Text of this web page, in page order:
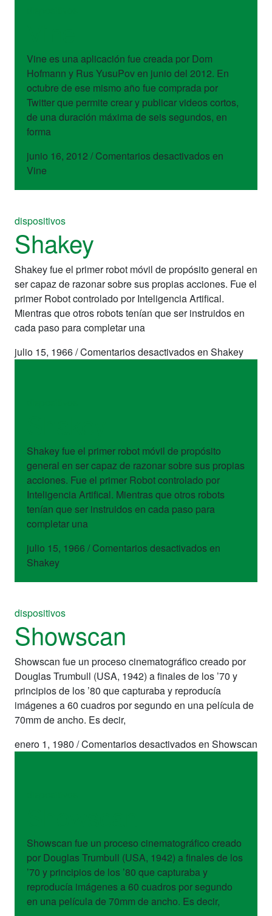
Vine es una aplicación fue creada por Dom
Hofmann y Rus YusuPov en junio del 2012. En
octubre de ese mismo año fue comprada por
Twitter que permite crear y publicar videos cortos,
de una duración máxima de seis segundos, en
forma
junio 16, 2012 / Comentarios desactivadosen
Vine
dispositivos
Shakey
Shakey fue el primer robot móvil de propósito general en
ser capaz de razonar sobre sus propias acciones. Fue el
primer Robot controlado por Inteligencia Artifical.
Mientras que otros robots tenían que ser instruidos en
cada paso para completar una
julio 15, 1966/Comentarios desactivadosen Shakey
Shakey fue el primer robot móvil de propósito
general en ser capaz de razonar sobre sus propias
acciones. Fue el primer Robot controlado por
Inteligencia Artifical. Mientras que otros robots
tenían que ser instruidos en cada paso para
completar una
julio 15, 1966 / Comentarios desactivadosen
Shakey
dispositivos
Showscan
Showscan fue un proceso cinematográfico creado por
Douglas Trumbull (USA, 1942) a finales de los ’70 y
principios de los ’80 que capturaba y reproducía
imágenes a 60 cuadros por segundo en una película de
70mm de ancho. Es decir,
enero 1, 1980 /Comentarios desactivadosen Showscan
Showscan fue un proceso cinematográfico creado
por Douglas Trumbull (USA, 1942) a finales de los
’70 y principios de los ’80 que capturaba y
reproducía imágenes a 60 cuadros por segundo
en una película de 70mm de ancho. Es decir,